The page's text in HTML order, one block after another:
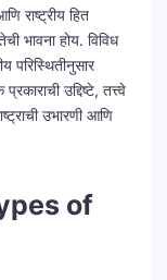
राष्ट्रीय हित
भावना होय. विविध
परिस्थितीनुसार
उद्दिष्टे, तत्त्वे
उभारणी आणि
of